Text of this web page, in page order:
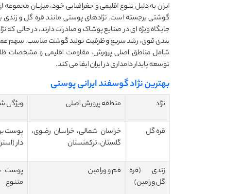
ایران به دلیل تنوع اقلیمی و جغرافیایی خود، میزبان
گوشتی برجسته است. نژادهای پوستی مانند قره گل و زندی
جایگاه ویژه‌ ای در صنایع پوشاک و صادرات دارند، در حالی
‌بندی قوی، رشد سریع و ظرفیت تولید گوشت مناسب، سهم
شامل مناطق اصلی پرورش، مقاومت اقلیمی و مشخصات
توسعه پایدار دامداری در ایران ایفا می‌ کند.
بهترین نژاد گوسفند ایرانی پوستی
نژاد منطقه پرورش اصلی ویژگی
قره گل
خراسان شمالی، خراسان رضوی،
گلستان، ترکمنستان
پوست
‌دار
زندی (قره
گل ورامین)
قم و ورامین
پوست
متنوع